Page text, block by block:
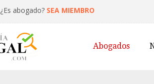
¿Es abogado? SEA MIEMBRO
Abogados